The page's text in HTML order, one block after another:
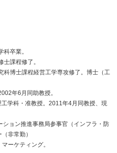
卒業。
課程修了。
科博士課程経営工学専攻修了。博士（工
年6月同助教授。
学科・准教授。2011年4月同教授、現
ョン推進事務局参事官（インフラ・防
非常勤）
ーケティング。